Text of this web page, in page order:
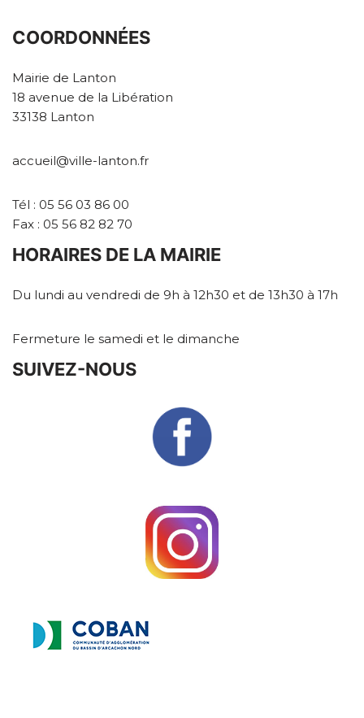
COORDONNÉES
Mairie de Lanton
18 avenue de la Libération
33138 Lanton
accueil@ville-lanton.fr
Tél : 05 56 03 86 00
Fax : 05 56 82 82 70
HORAIRES DE LA MAIRIE
Du lundi au vendredi de 9h à 12h30 et de 13h30 à 17h
Fermeture le samedi et le dimanche
SUIVEZ-NOUS